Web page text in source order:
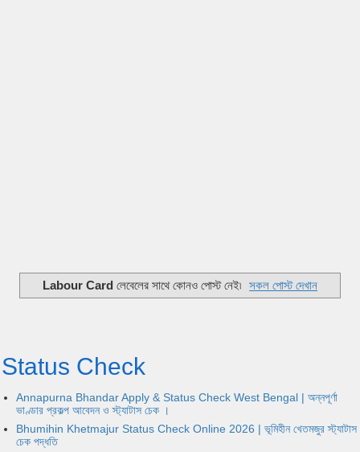
Labour Card লেবেলের সাথে কোনও পোস্ট নেই৷ সকল পোস্ট দেখান
Status Check
Annapurna Bhandar Apply & Status Check West Bengal | অন্নপূর্ণা
ভাণ্ডার প্রকল্প আবেদন ও স্ট্যাটাস চেক ।
Bhumihin Khetmajur Status Check Online 2026 | ভূমিহীন খেতমজুর স্ট্যাটাস
চেক পদ্ধতি